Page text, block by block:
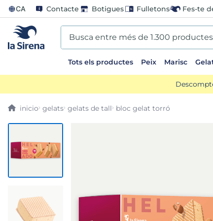
CA Contacte Botigues Fulletons Fes-te
Busca entre més de 1.300 productes...
Tots els productes Peix Marisc
gelats gelats de tall bloc gelat torró
helado